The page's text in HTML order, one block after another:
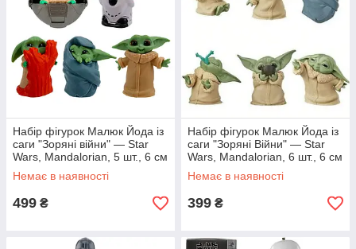
Набір фігурок Малюк Йода із
саги "Зоряні війни" — Star
Wars, Mandalorian, 5 шт., 6 см
#4
Немає в наявності
499 ₴
Набір фігурок Малюк Йода із
саги "Зоряні Війни" — Star
Wars, Mandalorian, 6 шт., 6 см
#3
Немає в наявності
399 ₴